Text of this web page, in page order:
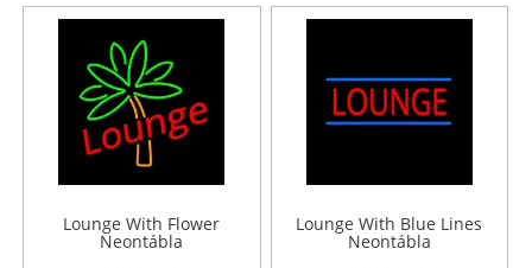
Lounge With Flower
Neontábla
Lounge With Blue Lines
Neontábla